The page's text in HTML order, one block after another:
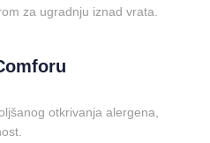
za ugradnju iznad vrata.
otkrivanja alergena,